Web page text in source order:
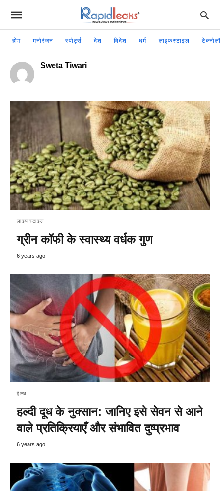
होम मनोरंजन स्पोर्ट्स देश विदेश धर्म लाइफस्टाइल
Sweta Tiwari
लाइफस्टाइल
ग्रीन कॉफी के स्वास्थ्य वर्धक गुण
6 years ago
हेल्थ
हल्दी दूध के नुक्सान: जानिए इसे सेवन से आने
वाले प्रतिक्रियाएँ और संभावित दुष्प्रभाव
6 years ago